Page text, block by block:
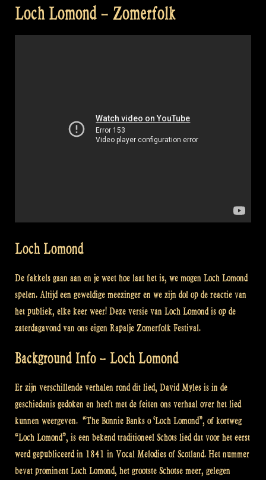
Loch Lomond – Zomerfolk
Loch Lomond
De fakkels gaan aan en je weet hoe laat het is, we mogen Loch Lomond
spelen. Altijd een geweldige meezinger en we zijn dol op de reactie van
het publiek, elke keer weer! Deze versie van Loch Lomond is op de
zaterdagavond van ons eigen Rapalje Zomerfolk Festival.
Background Info – Loch Lomond
Er zijn verschillende verhalen rond dit lied, David Myles is in de
geschiedenis gedoken en heeft met de feiten ons verhaal over het lied
kunnen weergeven. “The Bonnie Banks o ‘Loch Lomond”, of kortweg
“Loch Lomond”, is een bekend traditioneel Schots lied dat voor het eerst
werd gepubliceerd in 1841 in Vocal Melodies of Scotland. Het nummer
bevat prominent Loch Lomond, het grootste Schotse meer, gelegen